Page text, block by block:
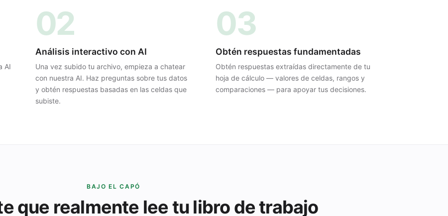
AI
02
Análisis interactivo con AI
Una vez subido tu archivo, empieza a chatear
con nuestra AI. Haz preguntas sobre tus datos
y obtén respuestas basadas en las celdas que
subiste.
03
Obtén respuestas fundamentadas
Obtén respuestas extraídas directamente de tu
hoja de cálculo — valores de celdas, rangos y
comparaciones — para apoyar tus decisiones.
BAJO EL CAPÓ
que realmente lee tu libro de trabajo